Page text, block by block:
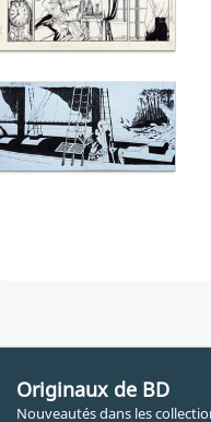
Originaux de BD
Nouveautés dans les